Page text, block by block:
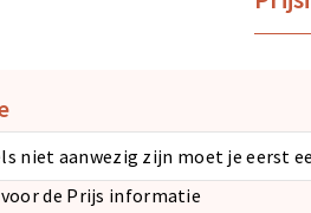
niet aanwezig zijn moet je eerst
de Prijs informatie